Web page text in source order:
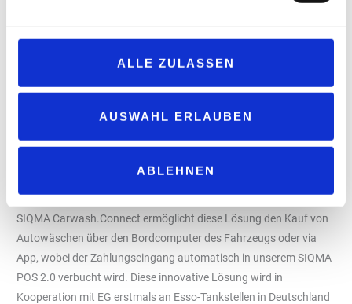
ALLE ZULASSEN
AUSWAHL ERLAUBEN
ABLEHNEN
anzeigen, was das Kundenerlebnis weiter verbessert und die
Kundenbindung stärkt. Sowohl SIQMA PowerPay als auch
angebunden, die eine nahtlose Kommunikation mit
unterschiedlichen Hintergrundsystemen gewährleistet.
Buchen und Bezahlen von Wäschen aus dem Fahrzeug heraus
Use-Case gemeinsam mit Logpay und Washtec: das Buchen und
Bezahlen von Autowäschen aus dem Fahrzeug heraus. Mit
SIQMA Carwash.Connect ermöglicht diese Lösung den Kauf von
Autowäschen über den Bordcomputer des Fahrzeugs oder via
App, wobei der Zahlungseingang automatisch in unserem SIQMA
POS 2.0 verbucht wird. Diese innovative Lösung wird in
Kooperation mit EG erstmals an Esso-Tankstellen in Deutschland